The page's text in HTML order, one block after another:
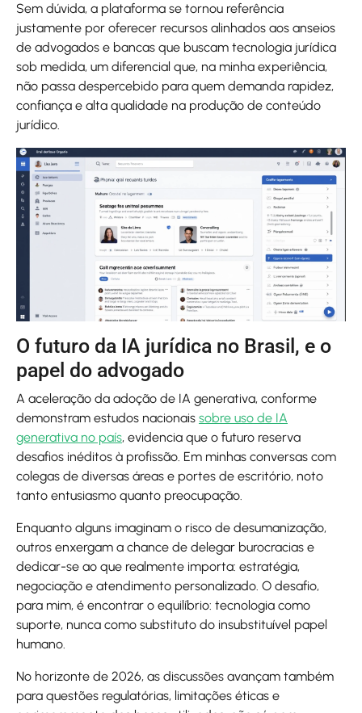
Sem dúvida, a plataforma se tornou referência
justamente por oferecer recursos alinhados aos anseios
de advogados e bancas que buscam tecnologia jurídica
sob medida, um diferencial que, na minha experiência,
não passa despercebido para quem demanda rapidez,
confiança e alta qualidade na produção de conteúdo
jurídico.
O futuro da IA jurídica no Brasil, e o
papel do advogado
A aceleração da adoção de IA generativa, conforme
demonstram estudos nacionais sobre uso de IA
generativa no país, evidencia que o futuro reserva
desafios inéditos à profissão. Em minhas conversas com
colegas de diversas áreas e portes de escritório, noto
tanto entusiasmo quanto preocupação.
Enquanto alguns imaginam o risco de desumanização,
outros enxergam a chance de delegar burocracias e
dedicar-se ao que realmente importa: estratégia,
negociação e atendimento personalizado. O desafio,
para mim, é encontrar o equilíbrio: tecnologia como
suporte, nunca como substituto do insubstituível papel
humano.
No horizonte de 2026, as discussões avançam também
para questões regulatórias, limitações éticas e